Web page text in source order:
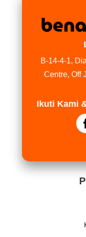
B-14-4-1,
Centre, Off
Ikuti Kami